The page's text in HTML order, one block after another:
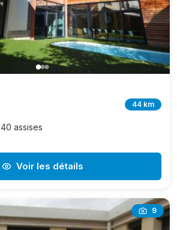
44 km
40 assises
Voir les détails
9